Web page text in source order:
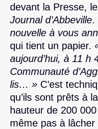
devant la Presse, le
Journal d’Abbeville.
nouvelle à vous
qui tient un papier.
aujourd’hui, à 11 h
Communauté
lis… » C’est
qu’ils sont prêts à
hauteur de 200
même pas à